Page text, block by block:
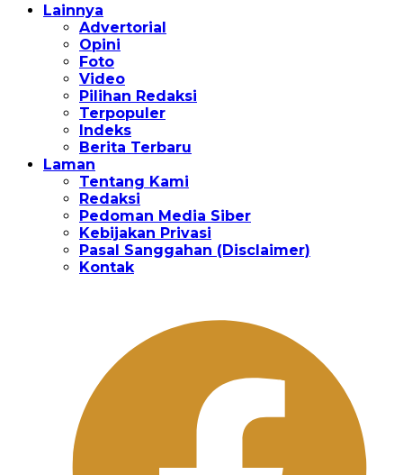
Lainnya
Advertorial
Opini
Foto
Video
Pilihan Redaksi
Terpopuler
Indeks
Berita Terbaru
Laman
Tentang Kami
Redaksi
Pedoman Media Siber
Kebijakan Privasi
Pasal Sanggahan (Disclaimer)
Kontak